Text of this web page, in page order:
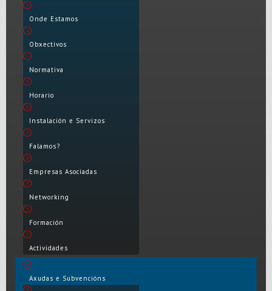
Onde Estamos
Obxectivos
Normativa
Horario
Instalación e Servizos
Falamos?
Empresas Asociadas
Networking
Formación
Actividades
Axudas e Subvencións